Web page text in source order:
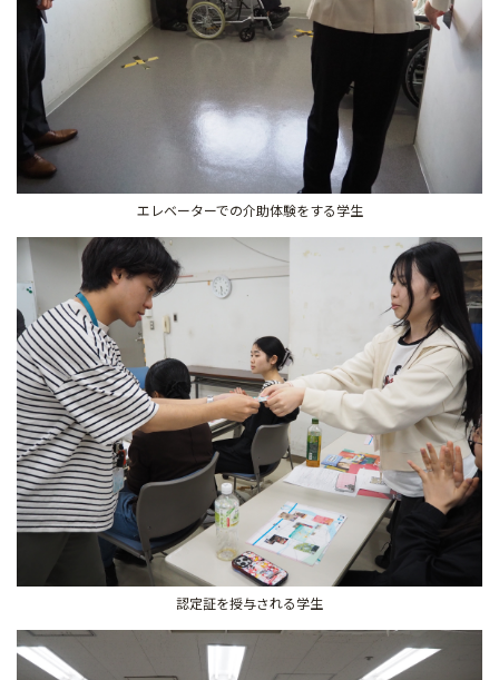
エレベーターでの介助体験をする学生
認定証を授与される学生